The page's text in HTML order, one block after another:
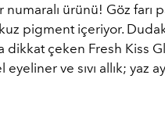
ürünü! Göz farı
pigment içeriyor.
dikkat çeken Fresh Kiss
ve sıvı allık; yaz